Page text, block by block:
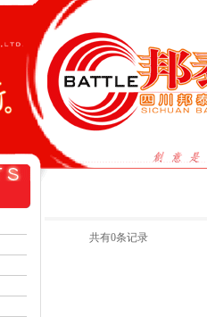
共有0条记录